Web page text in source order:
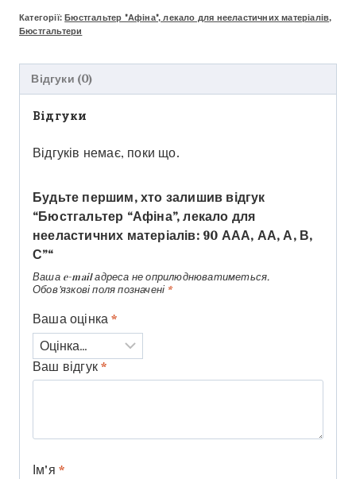
Категорії:Бюстгальтер "Афіна", лекало для нееластичних матеріалів,
Бюстгальтери
Відгуки (0)
Відгуки
Відгуків немає, поки що.
Будьте першим, хто залишив відгук
“Бюстгальтер “Афіна”, лекало для
нееластичних матеріалів: 90 ААА, АА, А, В,
С”“
Ваша e-mail адреса не оприлюднюватиметься.
Обов’язкові поля позначені *
Ваша оцінка*
Ваш відгук*
Ім'я *